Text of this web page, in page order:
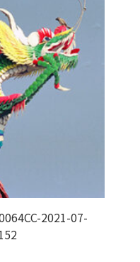
2021-07-